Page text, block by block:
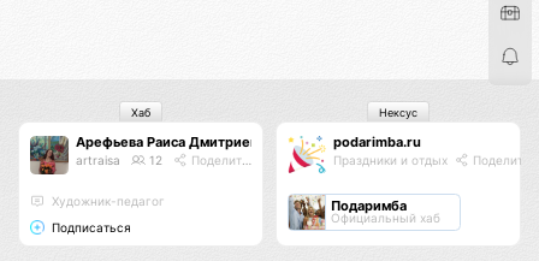
Арефьева Раиса Дмитриевна
artraisa 12 Поделиться
Художник-педагог
Подписаться
Хаб
podarimba.ru
Праздники и отдых
Подаримба
Официальный хаб
Нексус